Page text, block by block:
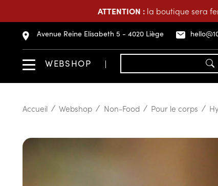
ATTENTION :la boutique sera
Avenue Reine Elisabeth 5 - 4020 Liège
WEBSHOP
Accueil Webshop Non-Food Pour le corps